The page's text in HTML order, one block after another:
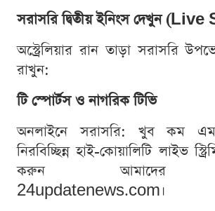
সরাসরি দ্বিতীয় ইনিংস দেখুন
অস্ট্রেলিয়ার রান তাড়া সরাসরি
রাখুন:
টি স্পোর্টস ও নাগরিক টিভি
অনলাইনে সরাসরি: খুব কম
নিরবিচ্ছিন্ন হাই-কোয়ালিটি লাইভ
করুন আমাদের
24updatenews.com।